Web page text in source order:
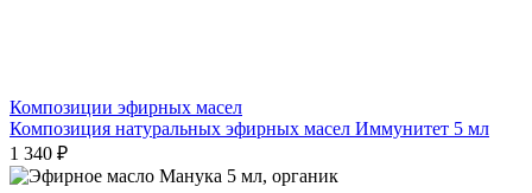
Композиции эфирных масел
Композиция натуральных эфирных масел Иммунитет 5 мл
1 340 ₽